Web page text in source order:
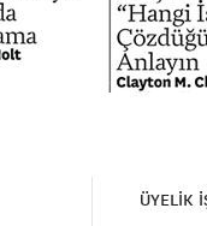
ÜYELİK